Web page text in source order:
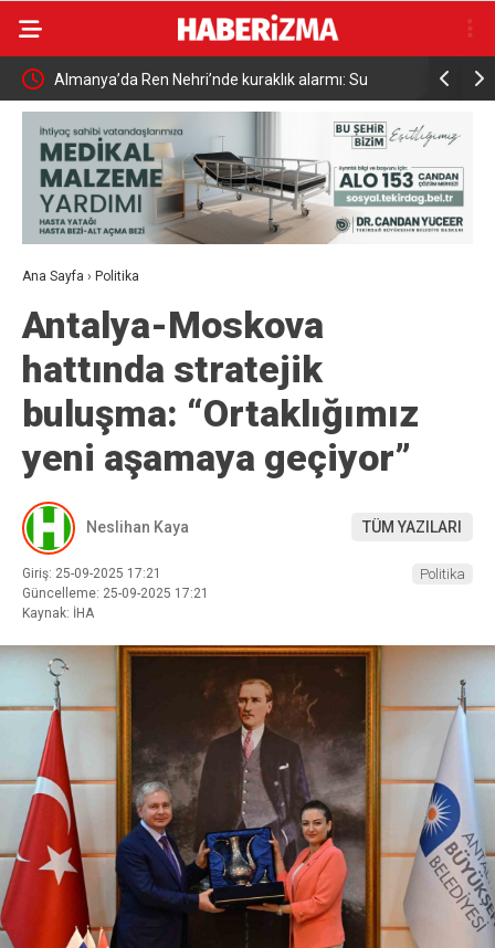
Almanya’da Ren Nehri’nde kuraklık alarmı: Su
seviyesinde tarihi düşüş yaşandı
Ana Sayfa › Politika
Antalya-Moskova
hattında stratejik
buluşma: “Ortaklığımız
yeni aşamaya geçiyor”
Neslihan Kaya TÜM YAZILARI
Giriş: 25-09-2025 17:21
Güncelleme: 25-09-2025 17:21
Kaynak: İHA
Politika